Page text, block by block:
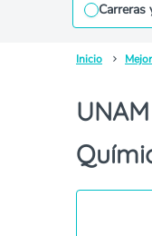
Carreras
Inicio